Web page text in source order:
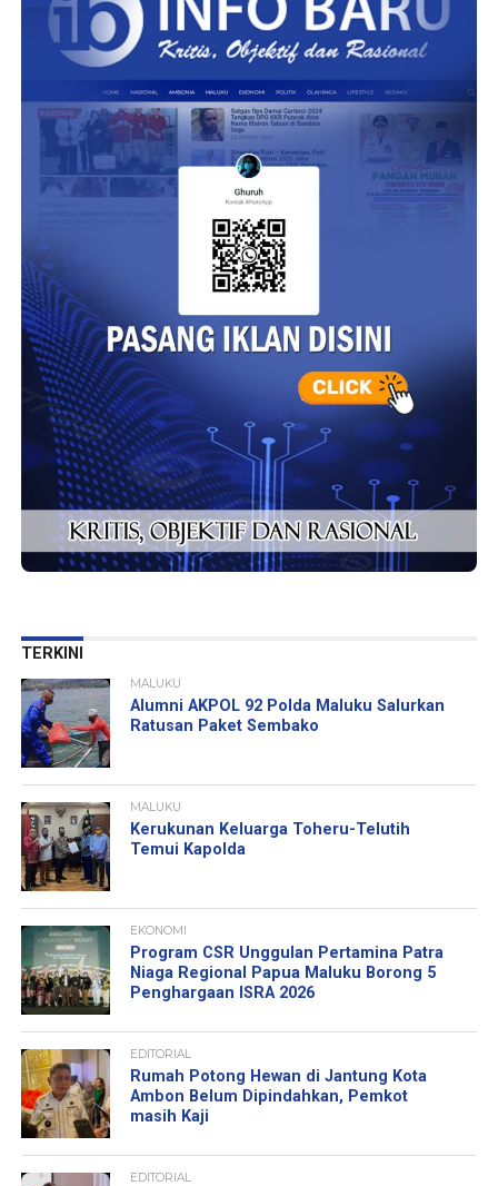
TERKINI
MALUKU
Alumni AKPOL 92 Polda Maluku Salurkan
Ratusan Paket Sembako
MALUKU
Kerukunan Keluarga Toheru-Telutih
Temui Kapolda
EKONOMI
Program CSR Unggulan Pertamina Patra
Niaga Regional Papua Maluku Borong 5
Penghargaan ISRA 2026
EDITORIAL
Rumah Potong Hewan di Jantung Kota
Ambon Belum Dipindahkan, Pemkot
masih Kaji
EDITORIAL